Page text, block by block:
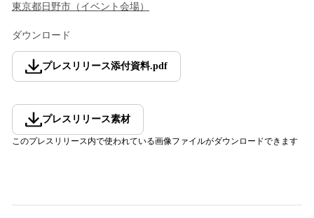
東京都 日野市 （ イベント会場）
ダウンロード
プレスリリース添付資料.pdf
プレスリリース素材
このプレスリリース内で使われている画像ファイルがダウンロードできます